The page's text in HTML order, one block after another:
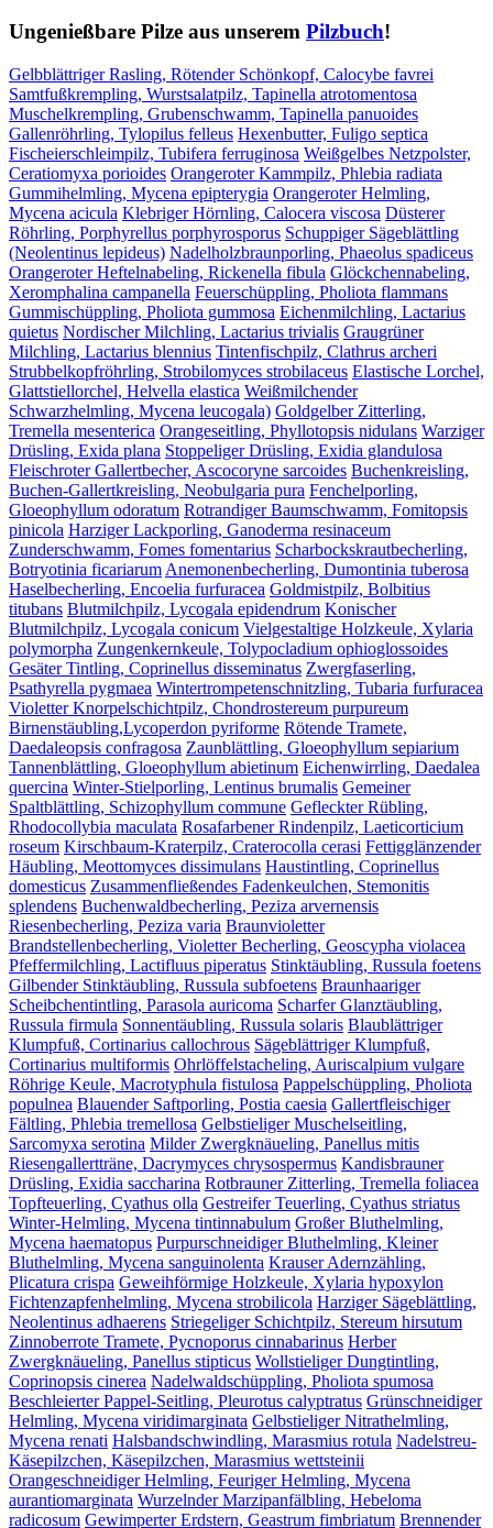
Ungenießbare Pilze aus unserem Pilzbuch!
Gelbblättriger Rasling, Rötender Schönkopf, Calocybe favrei
Samtfußkrempling, Wurstsalatpilz, Tapinella atrotomentosa
Muschelkrempling, Grubenschwamm, Tapinella panuoides
Gallenröhrling, Tylopilus felleus Hexenbutter, Fuligo septica
Fischeierschleimpilz, Tubifera ferruginosa Weißgelbes Netzpolster,
Ceratiomyxa porioides Orangeroter Kammpilz, Phlebia radiata
Gummihelmling, Mycena epipterygia Orangeroter Helmling,
Mycena acicula Klebriger Hörnling, Calocera viscosa Düsterer
Röhrling, Porphyrellus porphyrosporus Schuppiger Sägeblättling
(Neolentinus lepideus) Nadelholzbraunporling, Phaeolus spadiceus
Orangeroter Heftelnabeling, Rickenella fibula Glöckchennabeling,
Xeromphalina campanella Feuerschüppling, Pholiota flammans
Gummischüppling, Pholiota gummosa Eichenmilchling, Lactarius
quietus Nordischer Milchling, Lactarius trivialis Graugrüner
Milchling, Lactarius blennius Tintenfischpilz, Clathrus archeri
Strubbelkopfröhrling, Strobilomyces strobilaceus Elastische Lorchel,
Glattstiellorchel, Helvella elastica Weißmilchender
Schwarzhelmling, Mycena leucogala) Goldgelber Zitterling,
Tremella mesenterica Orangeseitling, Phyllotopsis nidulans Warziger
Drüsling, Exida plana Stoppeliger Drüsling, Exidia glandulosa
Fleischroter Gallertbecher, Ascocoryne sarcoides Buchenkreisling,
Buchen-Gallertkreisling, Neobulgaria pura Fenchelporling,
Gloeophyllum odoratum Rotrandiger Baumschwamm, Fomitopsis
pinicola Harziger Lackporling, Ganoderma resinaceum
Zunderschwamm, Fomes fomentarius Scharbockskrautbecherling,
Botryotinia ficariarum Anemonenbecherling, Dumontinia tuberosa
Haselbecherling, Encoelia furfuracea Goldmistpilz, Bolbitius
titubans Blutmilchpilz, Lycogala epidendrum Konischer
Blutmilchpilz, Lycogala conicum Vielgestaltige Holzkeule, Xylaria
polymorpha Zungenkernkeule, Tolypocladium ophioglossoides
Gesäter Tintling, Coprinellus disseminatus Zwergfaserling,
Psathyrella pygmaea Wintertrompetenschnitzling, Tubaria furfuracea
Violetter Knorpelschichtpilz, Chondrostereum purpureum
Birnenstäubling,Lycoperdon pyriforme Rötende Tramete,
Daedaleopsis confragosa Zaunblättling, Gloeophyllum sepiarium
Tannenblättling, Gloeophyllum abietinum Eichenwirrling, Daedalea
quercina Winter-Stielporling, Lentinus brumalis Gemeiner
Spaltblättling, Schizophyllum commune Gefleckter Rübling,
Rhodocollybia maculata Rosafarbener Rindenpilz, Laeticorticium
roseum Kirschbaum-Kraterpilz, Craterocolla cerasi Fettigglänzender
Häubling, Meottomyces dissimulans Haustintling, Coprinellus
domesticus Zusammenfließendes Fadenkeulchen, Stemonitis
splendens Buchenwaldbecherling, Peziza arvernensis
Riesenbecherling, Peziza varia Braunvioletter
Brandstellenbecherling, Violetter Becherling, Geoscypha violacea
Pfeffermilchling, Lactifluus piperatus Stinktäubling, Russula foetens
Gilbender Stinktäubling, Russula subfoetens Braunhaariger
Scheibchentintling, Parasola auricoma Scharfer Glanztäubling,
Russula firmula Sonnentäubling, Russula solaris Blaublättriger
Klumpfuß, Cortinarius callochrous Sägeblättriger Klumpfuß,
Cortinarius multiformis Ohrlöffelstacheling, Auriscalpium vulgare
Röhrige Keule, Macrotyphula fistulosa Pappelschüppling, Pholiota
populnea Blauender Saftporling, Postia caesia Gallertfleischiger
Fältling, Phlebia tremellosa Gelbstieliger Muschelseitling,
Sarcomyxa serotina Milder Zwergknäueling, Panellus mitis
Riesengallertträne, Dacrymyces chrysospermus Kandisbrauner
Drüsling, Exidia saccharina Rotbrauner Zitterling, Tremella foliacea
Topfteuerling, Cyathus olla Gestreifer Teuerling, Cyathus striatus
Winter-Helmling, Mycena tintinnabulum Großer Bluthelmling,
Mycena haematopus Purpurschneidiger Bluthelmling, Kleiner
Bluthelmling, Mycena sanguinolenta Krauser Adernzähling,
Plicatura crispa Geweihförmige Holzkeule, Xylaria hypoxylon
Fichtenzapfenhelmling, Mycena strobilicola Harziger Sägeblättling,
Neolentinus adhaerens Striegeliger Schichtpilz, Stereum hirsutum
Zinnoberrote Tramete, Pycnoporus cinnabarinus Herber
Zwergknäueling, Panellus stipticus Wollstieliger Dungtintling,
Coprinopsis cinerea Nadelwaldschüppling, Pholiota spumosa
Beschleierter Pappel-Seitling, Pleurotus calyptratus Grünschneidiger
Helmling, Mycena viridimarginata Gelbstieliger Nitrathelmling,
Mycena renati Halsbandschwindling, Marasmius rotula Nadelstreu-
Käsepilzchen, Käsepilzchen, Marasmius wettsteinii
Orangeschneidiger Helmling, Feuriger Helmling, Mycena
aurantiomarginata Wurzelnder Marzipanfälbling, Hebeloma
radicosum Gewimperter Erdstern, Geastrum fimbriatum Brennender